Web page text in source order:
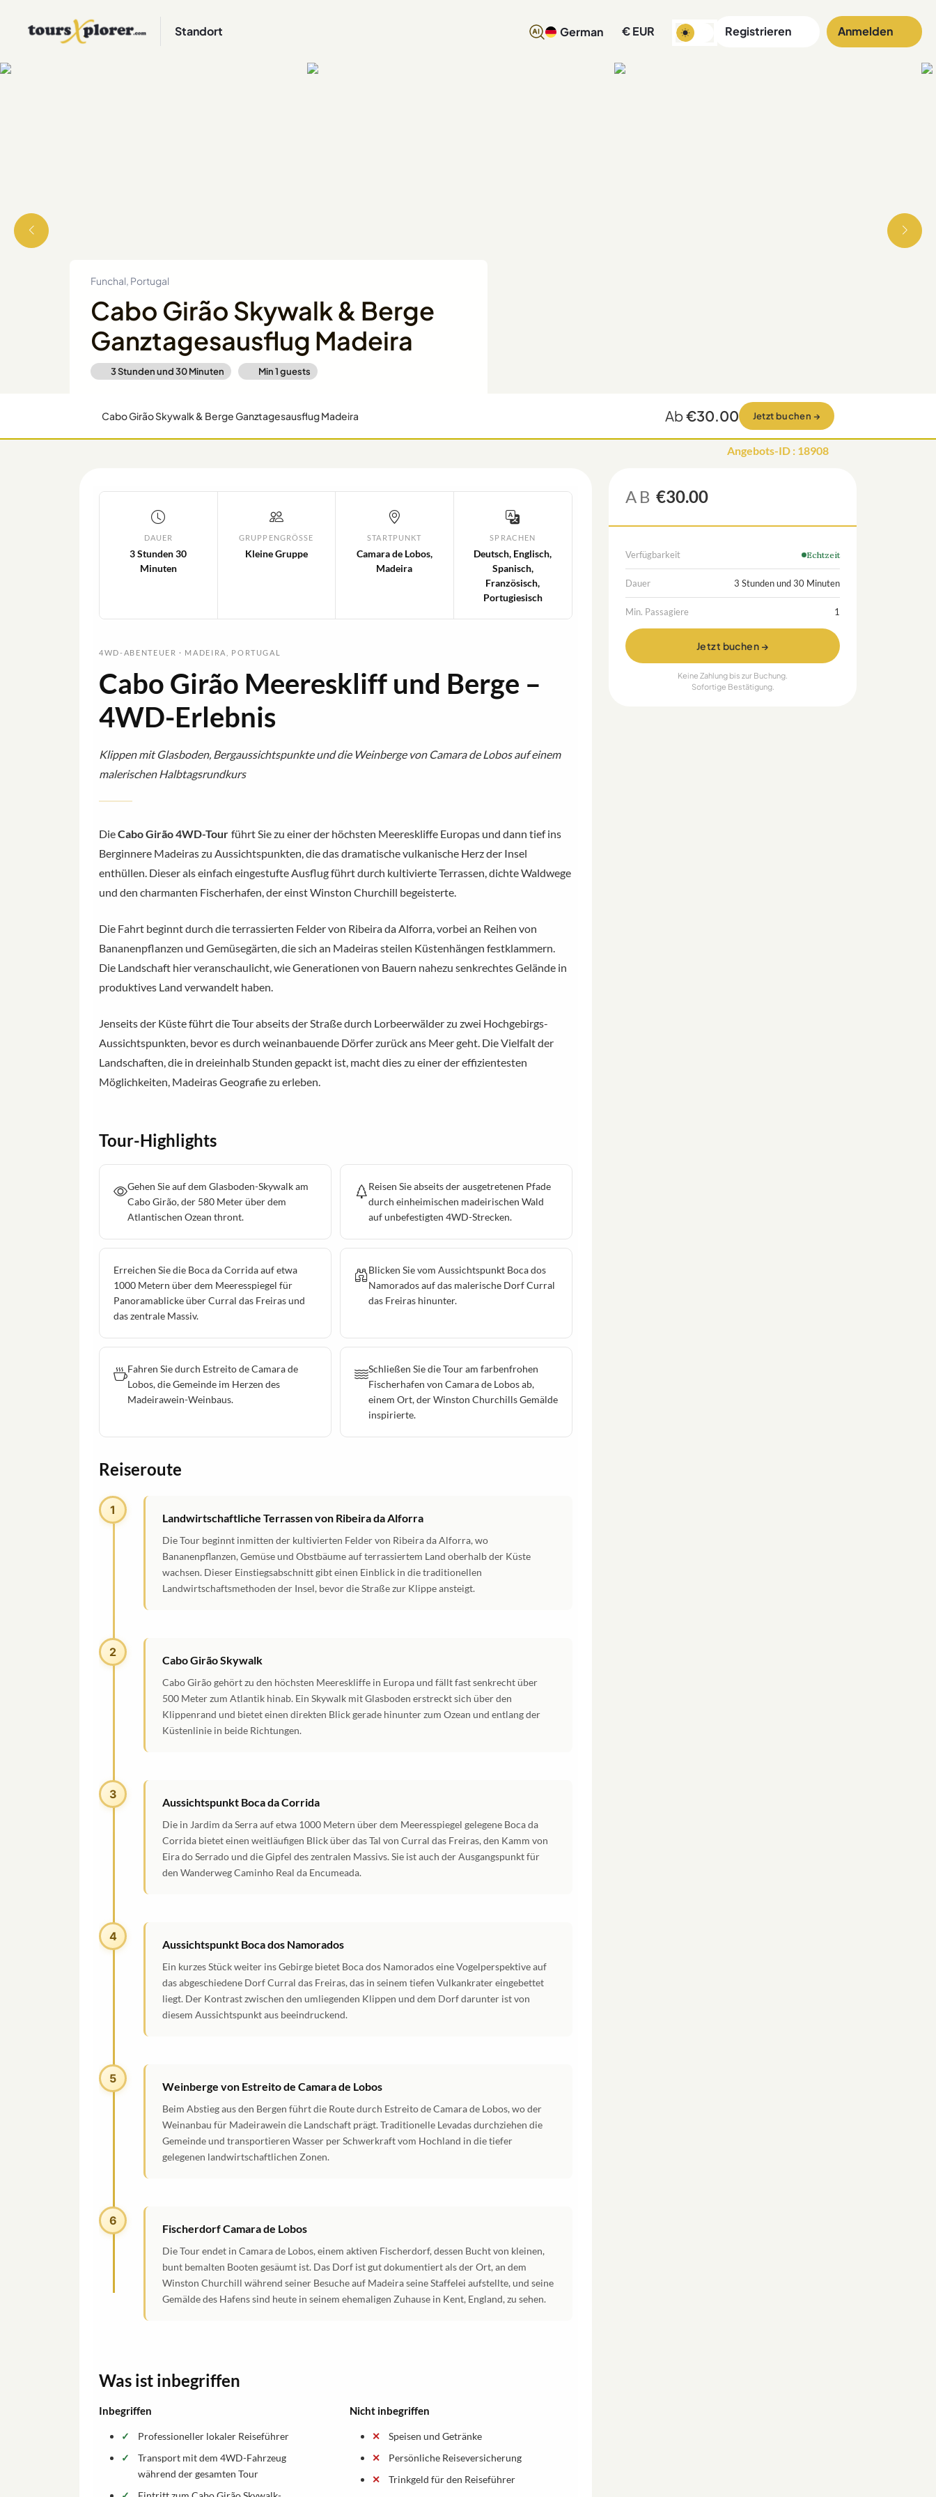
Standort German € EUR Registrieren Anmelden
Funchal, Portugal
Cabo Girão Skywalk & Berge
Ganztagesausflug Madeira
3 Stunden und 30 Minuten Min1guests
Cabo Girão Skywalk & Berge Ganztagesausflug Madeira Ab€30.00 Jetzt buchen →
Angebots-ID : 18908
DAUER
3 Stunden 30
Minuten
GRUPPENGRÖSSE
Kleine Gruppe
STARTPUNKT
Camara de Lobos,
Madeira
SPRACHEN
Deutsch, Englisch,
Spanisch,
Französisch,
Portugiesisch
4WD-ABENTEUER · MADEIRA, PORTUGAL
Cabo Girão Meereskliff und Berge –
4WD-Erlebnis
Klippen mit Glasboden, Bergaussichtspunkte und die Weinberge von Camara de Lobos auf einem
malerischen Halbtagsrundkurs
DieCabo Girão 4WD-Tour führt Sie zu einer der höchsten Meereskliffe Europas und dann tief ins
Berginnere Madeiras zu Aussichtspunkten, die das dramatische vulkanische Herz der Insel
enthüllen. Dieser als einfach eingestufte Ausflug führt durch kultivierte Terrassen, dichte Waldwege
und den charmanten Fischerhafen, der einst Winston Churchill begeisterte.
Die Fahrt beginnt durch die terrassierten Felder von Ribeira da Alforra, vorbei an Reihen von
Bananenpflanzen und Gemüsegärten, die sich an Madeiras steilen Küstenhängen festklammern.
Die Landschaft hier veranschaulicht, wie Generationen von Bauern nahezu senkrechtes Gelände in
produktives Land verwandelt haben.
Jenseits der Küste führt die Tour abseits der Straße durch Lorbeerwälder zu zwei Hochgebirgs-
Aussichtspunkten, bevor es durch weinanbauende Dörfer zurück ans Meer geht. Die Vielfalt der
Landschaften, die in dreieinhalb Stunden gepackt ist, macht dies zu einer der effizientesten
Möglichkeiten, Madeiras Geografie zu erleben.
Tour-Highlights
Gehen Sie auf dem Glasboden-Skywalk am
Cabo Girão, der 580 Meter über dem
Atlantischen Ozean thront.
Reisen Sie abseits der ausgetretenen Pfade
durch einheimischen madeirischen Wald
auf unbefestigten 4WD-Strecken.
Erreichen Sie die Boca da Corrida auf etwa
1000 Metern über dem Meeresspiegel für
Panoramablicke über Curral das Freiras und
das zentrale Massiv.
Blicken Sie vom Aussichtspunkt Boca dos
Namorados auf das malerische Dorf Curral
das Freiras hinunter.
Fahren Sie durch Estreito de Camara de
Lobos, die Gemeinde im Herzen des
Madeirawein-Weinbaus.
Schließen Sie die Tour am farbenfrohen
Fischerhafen von Camara de Lobos ab,
einem Ort, der Winston Churchills Gemälde
inspirierte.
Reiseroute
1
Landwirtschaftliche Terrassen von Ribeira da Alforra
Die Tour beginnt inmitten der kultivierten Felder von Ribeira da Alforra, wo
Bananenpflanzen, Gemüse und Obstbäume auf terrassiertem Land oberhalb der Küste
wachsen. Dieser Einstiegsabschnitt gibt einen Einblick in die traditionellen
Landwirtschaftsmethoden der Insel, bevor die Straße zur Klippe ansteigt.
2
Cabo Girão Skywalk
Cabo Girão gehört zu den höchsten Meereskliffe in Europa und fällt fast senkrecht über
500 Meter zum Atlantik hinab. Ein Skywalk mit Glasboden erstreckt sich über den
Klippenrand und bietet einen direkten Blick gerade hinunter zum Ozean und entlang der
Küstenlinie in beide Richtungen.
3
Aussichtspunkt Boca da Corrida
Die in Jardim da Serra auf etwa 1000 Metern über dem Meeresspiegel gelegene Boca da
Corrida bietet einen weitläufigen Blick über das Tal von Curral das Freiras, den Kamm von
Eira do Serrado und die Gipfel des zentralen Massivs. Sie ist auch der Ausgangspunkt für
den Wanderweg Caminho Real da Encumeada.
4
Aussichtspunkt Boca dos Namorados
Ein kurzes Stück weiter ins Gebirge bietet Boca dos Namorados eine Vogelperspektive auf
das abgeschiedene Dorf Curral das Freiras, das in seinem tiefen Vulkankrater eingebettet
liegt. Der Kontrast zwischen den umliegenden Klippen und dem Dorf darunter ist von
diesem Aussichtspunkt aus beeindruckend.
5
Weinberge von Estreito de Camara de Lobos
Beim Abstieg aus den Bergen führt die Route durch Estreito de Camara de Lobos, wo der
Weinanbau für Madeirawein die Landschaft prägt. Traditionelle Levadas durchziehen die
Gemeinde und transportieren Wasser per Schwerkraft vom Hochland in die tiefer
gelegenen landwirtschaftlichen Zonen.
6
Fischerdorf Camara de Lobos
Die Tour endet in Camara de Lobos, einem aktiven Fischerdorf, dessen Bucht von kleinen,
bunt bemalten Booten gesäumt ist. Das Dorf ist gut dokumentiert als der Ort, an dem
Winston Churchill während seiner Besuche auf Madeira seine Staffelei aufstellte, und seine
Gemälde des Hafens sind heute in seinem ehemaligen Zuhause in Kent, England, zu sehen.
Was ist inbegriffen
Inbegriffen
Professioneller lokaler Reiseführer
Transport mit dem 4WD-Fahrzeug
während der gesamten Tour
Nicht inbegriffen
Speisen und Getränke
Persönliche Reiseversicherung
Trinkgeld für den Reiseführer
AB €30.00
Verfügbarkeit Echtzeit
Dauer 3 Stunden und 30 Minuten
Min. Passagiere 1
Jetzt buchen →
Keine Zahlung bis zur Buchung.
Sofortige Bestätigung.